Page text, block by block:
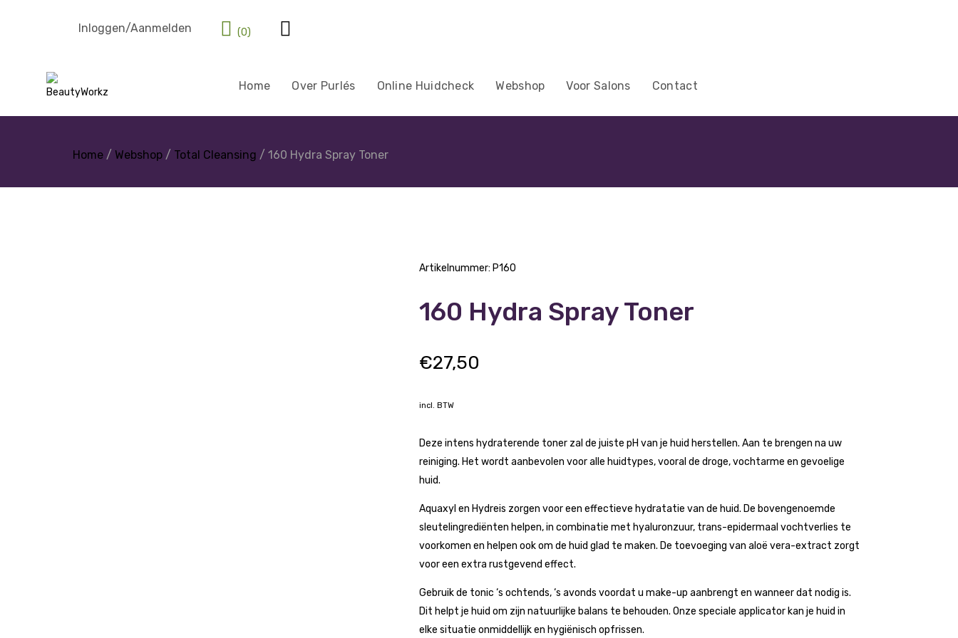
Home Over Purlés Online Huidcheck Webshop Voor Salons Contact
Inloggen/Aanmelden (0)
Home / Webshop / Total Cleansing / 160 Hydra Spray Toner
Artikelnummer: P160
160 Hydra Spray Toner
€27,50
incl. BTW
Deze intens hydraterende toner zal de juiste pH van je huid herstellen. Aan te brengen na uw
reiniging. Het wordt aanbevolen voor alle huidtypes, vooral de droge, vochtarme en gevoelige
huid.
Aquaxyl en Hydreis zorgen voor een effectieve hydratatie van de huid. De bovengenoemde
sleutelingrediënten helpen, in combinatie met hyaluronzuur, trans-epidermaal vochtverlies te
voorkomen en helpen ook om de huid glad te maken. De toevoeging van aloë vera-extract zorgt
voor een extra rustgevend effect.
Gebruik de tonic ‘s ochtends, ‘s avonds voordat u make-up aanbrengt en wanneer dat nodig is.
Dit helpt je huid om zijn natuurlijke balans te behouden. Onze speciale applicator kan je huid in
elke situatie onmiddellijk en hygiënisch opfrissen.